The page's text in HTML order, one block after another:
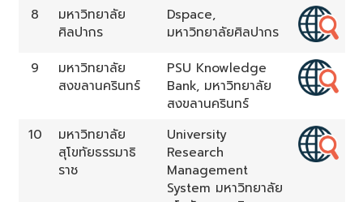
8
มหาวิทยาลัย
ศิลปากร
Dspace,
มหาวิทยาลัยศิลปากร
9
มหาวิทยาลัย
สงขลานครินทร์
PSU Knowledge
Bank, มหาวิทยาลัย
สงขลานครินทร์
10
มหาวิทยาลัย
สุโขทัยธรรมาธิ
ราช
University
Research
Management
System มหาวิทยาลัย